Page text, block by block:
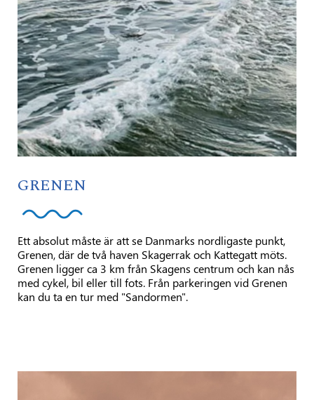
GRENEN
Ett absolut måste är att se Danmarks nordligaste punkt,
Grenen, där de två haven Skagerrak och Kattegatt möts.
Grenen ligger ca 3 km från Skagens centrum och kan nås
med cykel, bil eller till fots. Från parkeringen vid Grenen
kan du ta en tur med "Sandormen".